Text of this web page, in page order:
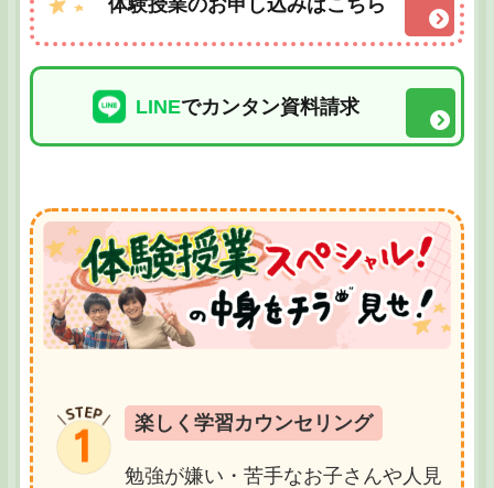
LINEでカンタン資料請求
楽しく学習カウンセリング
勉強が嫌い・苦手なお子さんや人見